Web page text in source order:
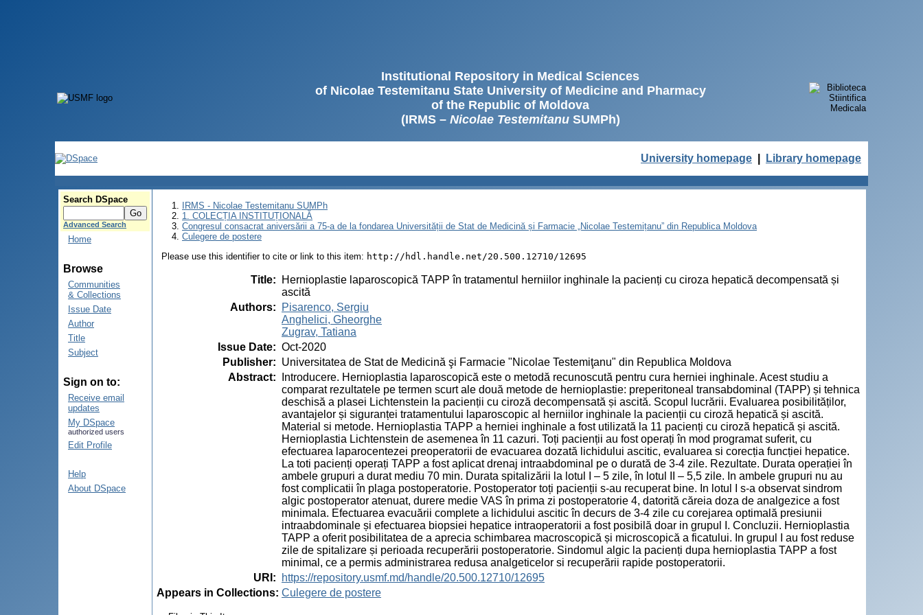
Institutional Repository in Medical Sciences
of Nicolae Testemitanu State University of Medicine and Pharmacy
of the Republic of Moldova
(IRMS – Nicolae TestemitanuSUMPh)
University homepage Library homepage
Search DSpace
Advanced Search
Home
Browse
Communities
& Collections
Issue Date
Author
Title
Subject
Sign on to:
Receive email
updates
My DSpace
authorized users
Edit Profile
Help
About DSpace
IRMS - Nicolae Testemitanu SUMPh
1. COLECȚIA INSTITUȚIONALĂ
Congresul consacrat aniversării a 75-a de la fondarea Universității de Stat de Medicină și Farmacie „Nicolae Testemițanu” din Republica Moldova
Culegere de postere
Please use this identifier to cite or link to this item: http://hdl.handle.net/20.500.12710/12695
Title:
Hernioplastie laparoscopică TAPP în tratamentul herniilor inghinale la pacienți cu ciroza hepatică decompensată și
ascită
Authors:
Pisarenco, Sergiu
Anghelici, Gheorghe
Zugrav, Tatiana
Issue Date: Oct-2020
Publisher: Universitatea de Stat de Medicină şi Farmacie "Nicolae Testemiţanu" din Republica Moldova
Abstract:
Introducere. Hernioplastia laparoscopică este o metodă recunoscută pentru cura herniei inghinale. Acest studiu a
comparat rezultatele pe termen scurt ale două metode de hernioplastie: preperitoneal transabdominal (TAPP) și tehnica
deschisă a plasei Lichtenstein la pacienții cu ciroză decompensată și ascită. Scopul lucrării. Evaluarea posibilităților,
avantajelor și siguranței tratamentului laparoscopic al herniilor inghinale la pacienții cu ciroză hepatică și ascită.
Material si metode. Hernioplastia TAPP a herniei inghinale a fost utilizată la 11 pacienți cu ciroză hepatică și ascită.
Hernioplastia Lichtenstein de asemenea în 11 cazuri. Toți pacienții au fost operați în mod programat suferit, cu
efectuarea laparocentezei preoperatorii de evacuarea dozată lichidului ascitic, evaluarea si corecția funcției hepatice.
La toti pacienți operați TAPP a fost aplicat drenaj intraabdominal pe o durată de 3-4 zile. Rezultate. Durata operației în
ambele grupuri a durat mediu 70 min. Durata spitalizării la lotul I – 5 zile, în lotul II – 5,5 zile. In ambele grupuri nu au
fost complicatii în plaga postoperatorie. Postoperator toți pacienții s-au recuperat bine. In lotul I s-a observat sindrom
algic postoperator atenuat, durere medie VAS în prima zi postoperatorie 4, datorită căreia doza de analgezice a fost
minimala. Efectuarea evacuării complete a lichidului ascitic în decurs de 3-4 zile cu corejarea optimală presiunii
intraabdominale și efectuarea biopsiei hepatice intraoperatorii a fost posibilă doar in grupul I. Concluzii. Hernioplastia
TAPP a oferit posibilitatea de a aprecia schimbarea macroscopică și microscopică a ficatului. In grupul I au fost reduse
zile de spitalizare și perioada recuperării postoperatorie. Sindomul algic la pacienți dupa hernioplastia TAPP a fost
minimal, ce a permis administrarea redusa analgeticelor si recuperării rapide postoperatorii.
URI :
https://repository.usmf.md/handle/20.500.12710/12695
Appears in Collections: Culegere de postere